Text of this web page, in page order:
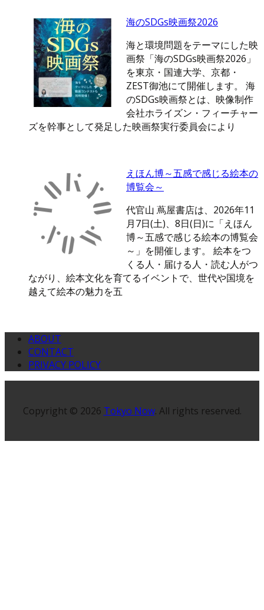
海のSDGs映画祭2026
海と環境問題をテーマにした映
画祭「海のSDGs映画祭2026」
を東京・国連大学、京都・
ZEST御池にて開催します。 海
のSDGs映画祭とは、映像制作
会社ホライズン・フィーチャー
ズを幹事として発足した映画祭実行委員会により
えほん博～五感で感じる絵本の
博覧会～
代官山 蔦屋書店は、2026年11
月7日(土)、8日(日)に「えほん
博～五感で感じる絵本の博覧会
～」を開催します。 絵本をつ
くる人・届ける人・読む人がつ
ながり、絵本文化を育てるイベントで、世代や国境を
越えて絵本の魅力を五
ABOUT
CONTACT
PRIVACY POLICY
Copyright © 2026 Tokyo Now. All rights reserved.